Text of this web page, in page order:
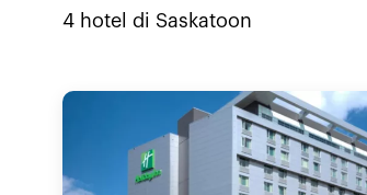
4 hotel di Saskatoon